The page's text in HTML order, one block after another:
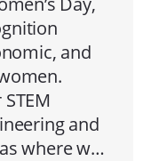
and
and
where w…